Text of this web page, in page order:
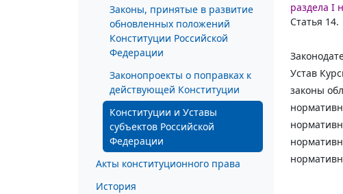
Законы, принятые в развитие
обновленных положений
Конституции Российской
Федерации
Законопроекты о поправках к
действующей Конституции
Конституции и Уставы
субъектов Российской
Федерации
Акты конституционного права
История
раздела I
Статья 14.
Устав
законы